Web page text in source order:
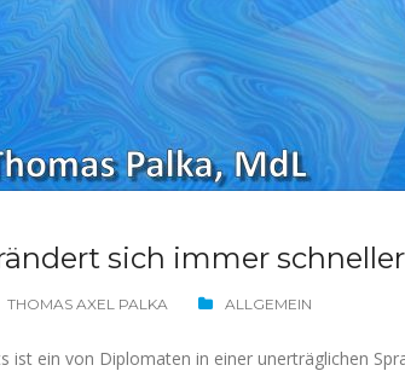
sich immer
THOMAS AXEL PALKA ALLGEMEIN
ist ein von Diplomaten in einer unerträglichen